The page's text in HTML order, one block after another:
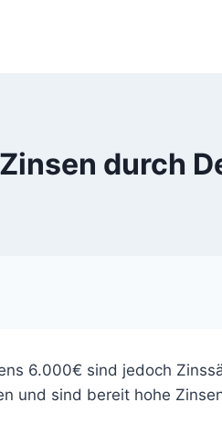
durch
6.000€ sind jedoch
und sind bereit hohe